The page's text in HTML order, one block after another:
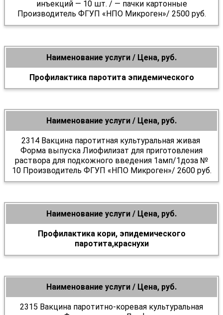
инъекций — 10 шт. / — пачки картонные
Производитель ФГУП «НПО Микроген»/ 2500 руб.
Наименование услуги / Цена, руб.
Профилактика паротита эпидемического
Наименование услуги / Цена, руб.
2314 Вакцина паротитная культуральная живая
Форма выпуска Лиофилизат для приготовления
раствора для подкожного введения 1амп/1доза №
10 Производитель ФГУП «НПО Микроген»/ 2600 руб.
Наименование услуги / Цена, руб.
Профилактика кори, эпидемического
паротита,краснухи
Наименование услуги / Цена, руб.
2315 Вакцина паротитно-коревая культуральная